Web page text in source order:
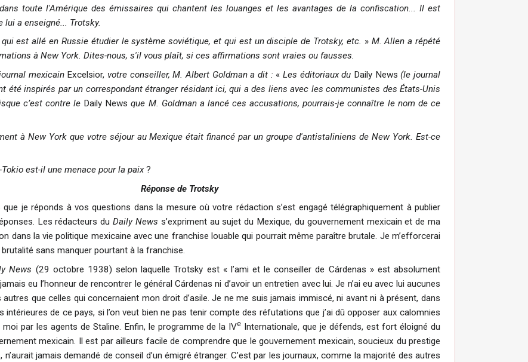
toute l'Amérique des émissaires qui chantent les louanges et les avantages de la confiscation... Il est
lui a enseigné... Trotsky.
qui est allé en Russie étudier le système soviétique, et qui est un disciple de Trotsky, etc. » M. Allen a répété
à New York. Dites-nous, s'il vous plaît, si ces affirmations sont vraies ou fausses.
mexicainExcelsior, votre conseiller, M. Albert Goldman a dit : «Les éditoriaux du Daily News(le journal
été inspirés par un correspondant étranger résidant ici, qui a des liens avec les communistes des États-Unis
c’est contre leDaily Newsque M. Goldman a lancé ces accusations, pourrais-je connaître le nom de ce
à New York que votre séjour au Mexique était financé par un groupe d'antistaliniens de New York. Est-ce
Tokio est-il une menace pour la paix?
Réponse de Trotsky
que je réponds à vos questions dans la mesure où votre rédaction s’est engagé télégraphiquement à publier
Les rédacteurs du Daily News s’expriment au sujet du Mexique, du gouvernement mexicain et de ma
dans la vie politique mexicaine avec une franchise louable qui pourrait même paraître brutale. Je m’efforcerai
brutalité sans manquer pourtant à la franchise.
News (29 octobre 1938) selon laquelle Trotsky est « l’ami et le conseiller de Cárdenas » est absolument
eu l’honneur de rencontrer le général Cárdenas ni d’avoir un entretien avec lui. Je n’ai eu avec lui aucunes
que celles qui concernaient mon droit d’asile. Je ne me suis jamais immiscé, ni avant ni à présent, dans
intérieures de ce pays, si l’on veut bien ne pas tenir compte des réfutations que j’ai dû opposer aux calomnies
par les agents de Staline. Enfin, le programme de la IVe Internationale, que je défends, est fort éloigné du
mexicain. Il est par ailleurs facile de comprendre que le gouvernement mexicain, soucieux du prestige
jamais demandé de conseil d’un émigré étranger. C’est par les journaux, comme la majorité des autres